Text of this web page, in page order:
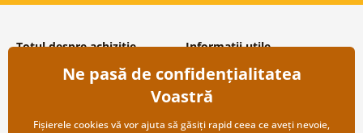
Totul despre achiziție
Condiții și termeni generali
Protecția datelor personale
Transport și modalități de plată
Returnare
Informații utile
Despre noi
Întrebări frecvente
Contacte
Cooperare angro
Ne pasă de confidențialitatea
Voastră
Fișierele cookies vă vor ajuta să găsiți rapid ceea ce aveți nevoie,